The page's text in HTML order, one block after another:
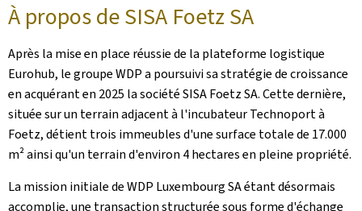
À propos de SISA Foetz SA
Après la mise en place réussie de la plateforme logistique
Eurohub, le groupe WDP a poursuivi sa stratégie de croissance
en acquérant en 2025 la société SISA Foetz SA. Cette dernière,
située sur un terrain adjacent à l'incubateur Technoport à
Foetz, détient trois immeubles d'une surface totale de 17.000
m² ainsi qu'un terrain d'environ 4 hectares en pleine propriété.
La mission initiale de WDP Luxembourg SA étant désormais
accomplie, une transaction structurée sous forme d'échange